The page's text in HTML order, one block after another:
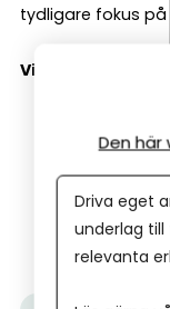
tydligare fokus
Viktiga frågor att
Är
Hur ser deras
Kan du få en
dig och ditt
Den
Driva eget
underlag
relevanta